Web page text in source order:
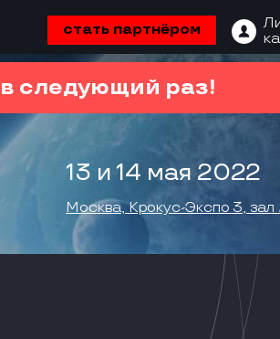
стать партнёром
в следующий раз!
13 и 14 мая 2022
Москва, Крокус-Экспо 3, зал